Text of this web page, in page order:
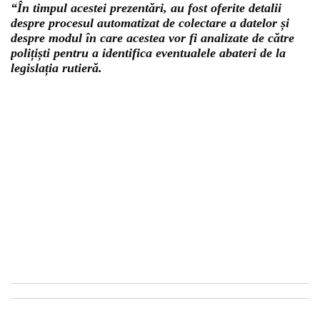
“În timpul acestei prezentări, au fost oferite detalii
despre procesul automatizat de colectare a datelor și
despre modul în care acestea vor fi analizate de către
polițiști pentru a identifica eventualele abateri de la
legislația rutieră.